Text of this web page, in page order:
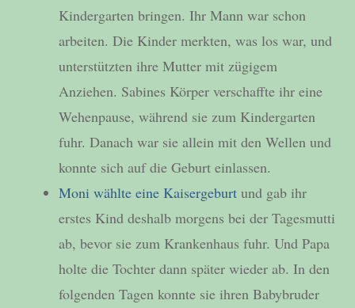
Kindergarten bringen. Ihr Mann war schon
arbeiten. Die Kinder merkten, was los war, und
unterstützten ihre Mutter mit zügigem
Anziehen. Sabines Körper verschaffte ihr eine
Wehenpause, während sie zum Kindergarten
fuhr. Danach war sie allein mit den Wellen und
konnte sich auf die Geburt einlassen.
Moni wählte eine Kaisergeburt und gab ihr
erstes Kind deshalb morgens bei der Tagesmutti
ab, bevor sie zum Krankenhaus fuhr. Und Papa
holte die Tochter dann später wieder ab. In den
folgenden Tagen konnte sie ihren Babybruder